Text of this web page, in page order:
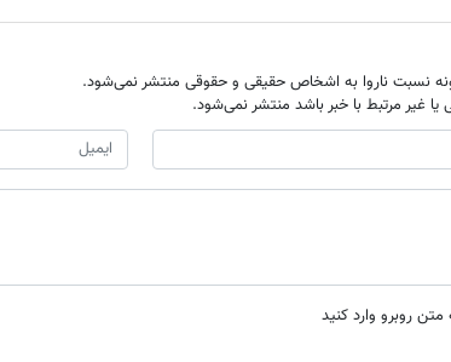
نسبت ناروا به اشخاص حقیقی و حقوقی منتشر نمی‌شود.
یا غیر مرتبط با خبر باشد منتشر نمی‌شود.
روبرو وارد کنید